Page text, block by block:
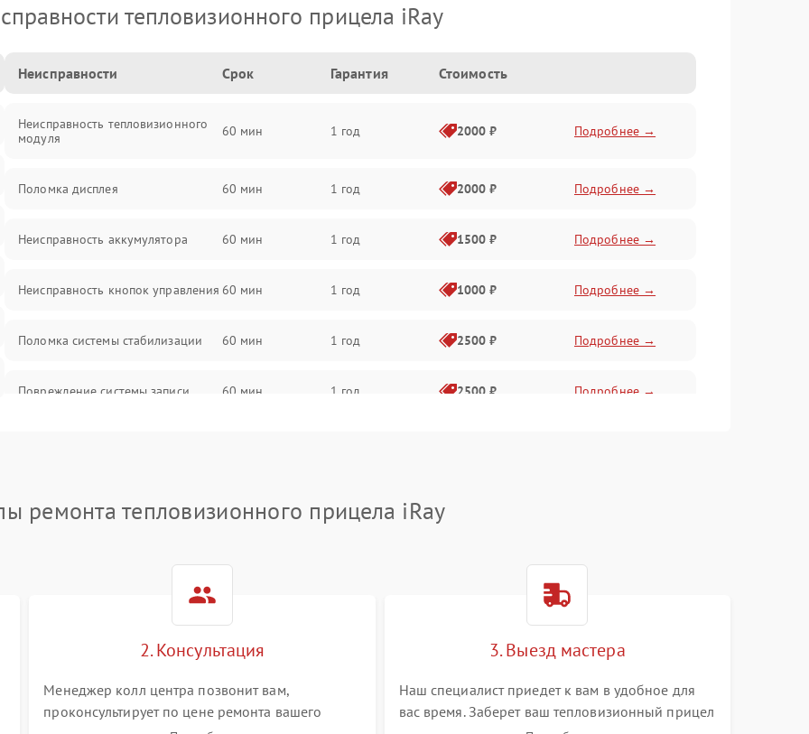
тепловизионного прицела iRay
Неисправности Срок Гарантия Стоимость
Неисправность тепловизионного
модуля
60 мин 1 год 2000 ₽ Подробнее →
Поломка дисплея 60 мин 1 год 2000 ₽ Подробнее →
Неисправность аккумулятора 60 мин 1 год 1500 ₽ Подробнее →
Неисправность кнопок управления 60 мин 1 год 1000 ₽ Подробнее →
Поломка системы стабилизации 60 мин 1 год 2500 ₽ Подробнее →
Повреждение системы записи 60 мин 1 год 2500 ₽ Подробнее →
автоматического отключения
короткого замыкания
ремонта тепловизионного прицела iRay
2. Консультация
Менеджер колл центра позвонит вам,
проконсультирует по цене ремонта вашего
3. Выезд мастера
Наш специалист приедет к вам в удобное для
вас время. Заберет ваш тепловизионный прицел